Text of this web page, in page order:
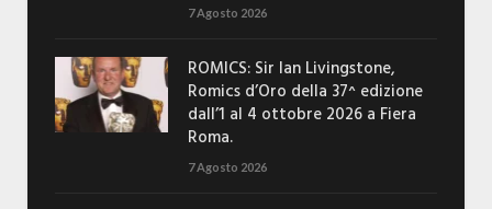
7 Agosto 2026
ROMICS: Sir Ian Livingstone,
Romics d’Oro della 37^ edizione
dall’1 al 4 ottobre 2026 a Fiera
Roma.
7 Agosto 2026